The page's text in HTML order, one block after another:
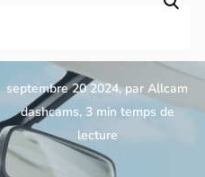
septembre 20 2024, par Allcam
dashcams, 3 min temps de
lecture